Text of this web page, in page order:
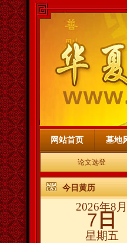
网站首页 墓地
论文选登
今日黄历
2026年8月
7 日
星期五